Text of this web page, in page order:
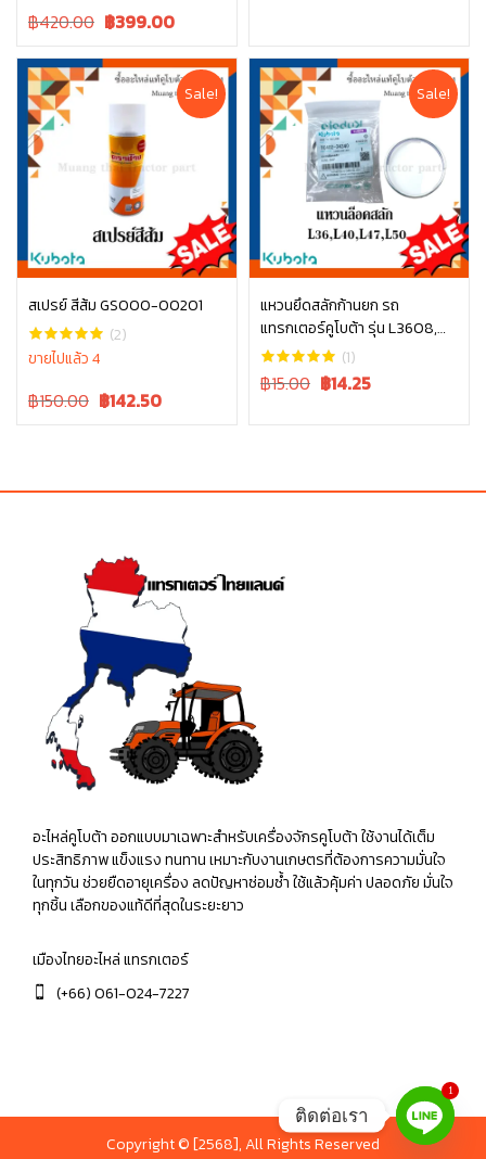
Original
was:
฿420.00.
฿420.00 Current
is:
฿420.00.
฿399.00
Sale!
สเปรย์ สีส้ม GS000-00201
(2)
ขายไปแล้ว 4
Original
฿150.00 Current
฿142.50
หยิบใส่ตะกร้า
Sale!
แหวนยึดสลักก้านยก รถ
แทรกเตอร์คูโบต้า รุ่น L3608,
L4018, L4508, L4708, L5018
tc402-34340
(1)
Original
฿15.00 Current
฿14.25
หยิบใส่ตะกร้า
อะไหล่คูโบต้า ออกแบบมาเฉพาะสำหรับเครื่องจักรคูโบต้า ใช้งานได้เต็ม
ประสิทธิภาพ แข็งแรง ทนทาน เหมาะกับงานเกษตรที่ต้องการความมั่นใจ
ในทุกวัน ช่วยยืดอายุเครื่อง ลดปัญหาซ่อมซ้ำ ใช้แล้วคุ้มค่า ปลอดภัย มั่นใจ
ทุกชิ้น เลือกของแท้ดีที่สุดในระยะยาว
เมืองไทยอะไหล่ แทรกเตอร์
(+66) 061-024-7227
Copyright © [2568], All Rights Reserved
1
ติดต่อเรา